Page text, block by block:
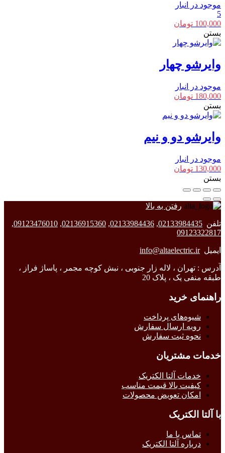
موجود در انبار
5
100,000 تومان
بستن
وایرشو چهار
موجود در انبار
180,000 تومان
بستن
وایرشو دو و نیم
موجود در انبار
130,000 تومان
بستن
رفتن به بالا
تلفن 02133984435
,
02133984436
,
02136915360
,
09123476010
,
09123322817
ایمیلinfo@altaelectric.ir
آدرس : تهران ، لاله زار جنوبی ، نبش کوچه مجمر ، پاساژ فراز ،
طبقه منفی یک ، پلاک 20
راهنمای خرید
شیوه‌های پرداخت
رویه ارسال سفارش
نحوه ثبت سفارش
خدمات مشتریان
خدمات آلتا الکتریک
کیفیت بالا قیمت مناسب
امکان تعویض محصولات
با آلتا الکتریک
تماس با ما
درباره آلتا الکتریک